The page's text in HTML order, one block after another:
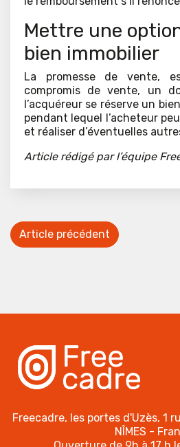
Mettre une
bien immobilier
La promesse de vente,
compromis de vente, un
l’acquéreur se réserve un
pendant lequel l’acheteur
et réaliser d’éventuelles
Article rédigé par l’équipe
Article précédent
Freecadre, les portes d'Uzès, 1
NÎMES -